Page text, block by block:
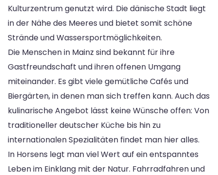
Kulturzentrum genutzt wird. Die dänische Stadt liegt
in der Nähe des Meeres und bietet somit schöne
Strände und Wassersportmöglichkeiten.
Die Menschen in Mainz sind bekannt für ihre
Gastfreundschaft und ihren offenen Umgang
miteinander. Es gibt viele gemütliche Cafés und
Biergärten, in denen man sich treffen kann. Auch das
kulinarische Angebot lässt keine Wünsche offen: Von
traditioneller deutscher Küche bis hin zu
internationalen Spezialitäten findet man hier alles.
In Horsens legt man viel Wert auf ein entspanntes
Leben im Einklang mit der Natur. Fahrradfahren und